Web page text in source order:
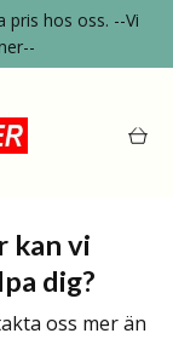
pris hos oss. --Vi
kan vi
dig?
oss mer än